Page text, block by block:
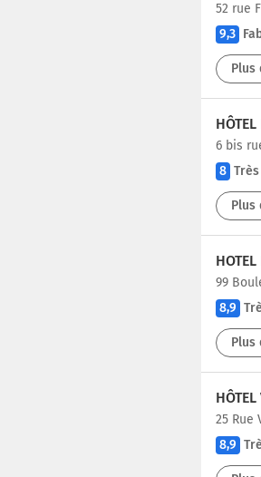
52 rue
9,3
Plus
6 bis
8
Plus
99
8,9
Plus
HÔTEL
25
8,9